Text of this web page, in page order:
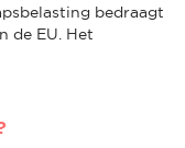
bedraagt
de EU. Het